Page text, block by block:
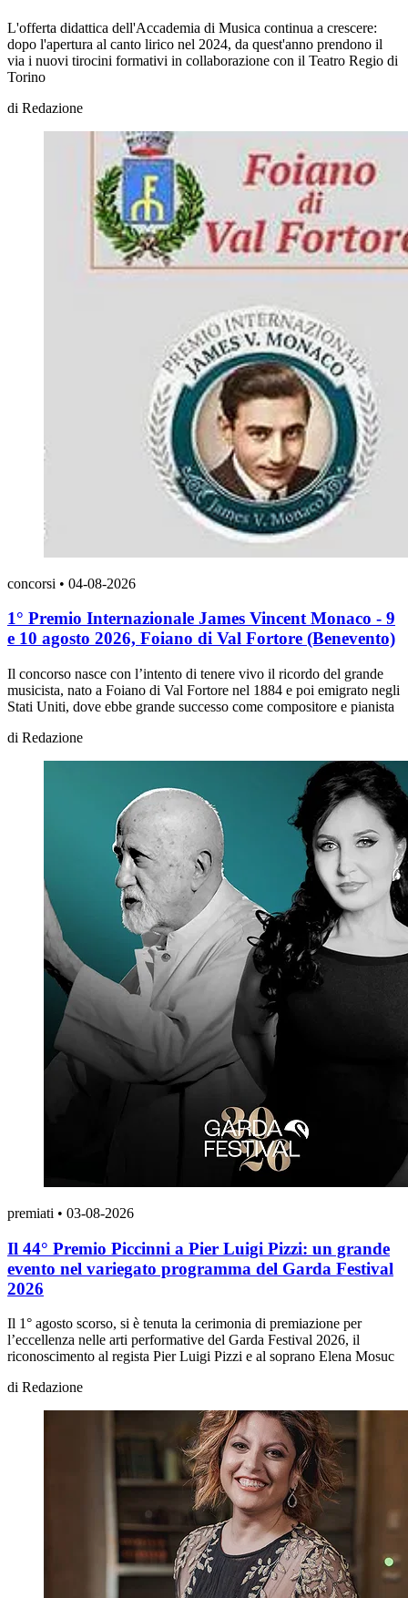
L'offerta didattica dell'Accademia di Musica continua a crescere:
dopo l'apertura al canto lirico nel 2024, da quest'anno prendono il
via i nuovi tirocini formativi in collaborazione con il Teatro Regio di
Torino
di Redazione
concorsi • 04-08-2026
1° Premio Internazionale James Vincent Monaco - 9
e 10 agosto 2026, Foiano di Val Fortore (Benevento)
Il concorso nasce con l’intento di tenere vivo il ricordo del grande
musicista, nato a Foiano di Val Fortore nel 1884 e poi emigrato negli
Stati Uniti, dove ebbe grande successo come compositore e pianista
di Redazione
premiati • 03-08-2026
Il 44° Premio Piccinni a Pier Luigi Pizzi: un grande
evento nel variegato programma del Garda Festival
2026
Il 1° agosto scorso, si è tenuta la cerimonia di premiazione per
l’eccellenza nelle arti performative del Garda Festival 2026, il
riconoscimento al regista Pier Luigi Pizzi e al soprano Elena Mosuc
di Redazione